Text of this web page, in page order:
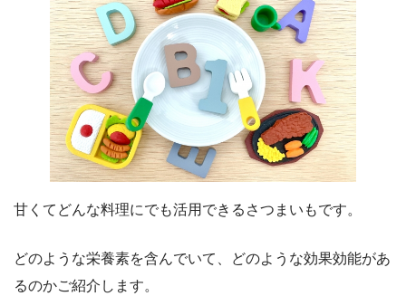
甘くてどんな料理にでも活用できるさつまいもです。
どのような栄養素を含んでいて、どのような効果効能があ
るのかご紹介します。